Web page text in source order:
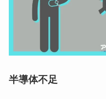
半導体不足